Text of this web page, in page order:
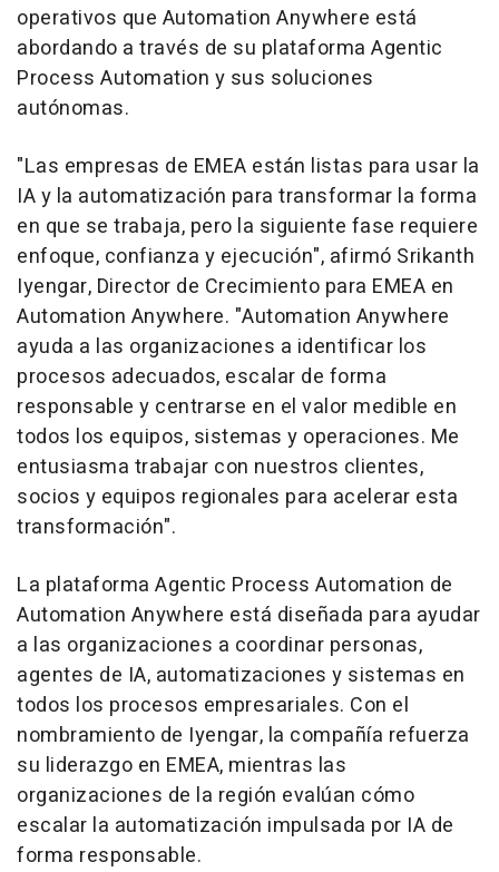
operativos que Automation Anywhere está
abordando a través de su plataforma Agentic
Process Automation y sus soluciones
autónomas.
"Las empresas de EMEA están listas para usar la
IA y la automatización para transformar la forma
en que se trabaja, pero la siguiente fase requiere
enfoque, confianza y ejecución", afirmó Srikanth
Iyengar, Director de Crecimiento para EMEA en
Automation Anywhere. "Automation Anywhere
ayuda a las organizaciones a identificar los
procesos adecuados, escalar de forma
responsable y centrarse en el valor medible en
todos los equipos, sistemas y operaciones. Me
entusiasma trabajar con nuestros clientes,
socios y equipos regionales para acelerar esta
transformación".
La plataforma Agentic Process Automation de
Automation Anywhere está diseñada para ayudar
a las organizaciones a coordinar personas,
agentes de IA, automatizaciones y sistemas en
todos los procesos empresariales. Con el
nombramiento de Iyengar, la compañía refuerza
su liderazgo en EMEA, mientras las
organizaciones de la región evalúan cómo
escalar la automatización impulsada por IA de
forma responsable.